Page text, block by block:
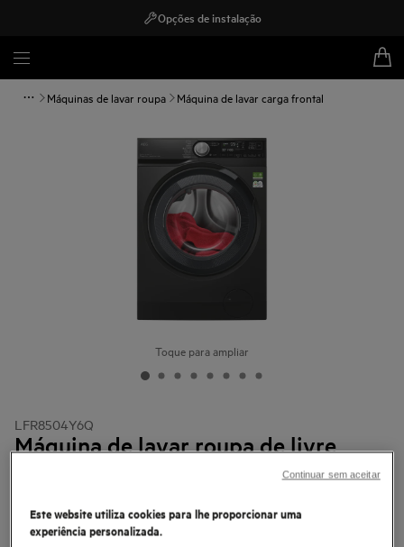
Opções de instalação
Máquinas de lavar roupa Máquina de lavar carga frontal
Toque para ampliar
LFR8504Y6Q
Máquina de lavar roupa de livre
Este website utiliza cookies para lhe proporcionar uma
experiência personalizada.
Continuar sem aceitar